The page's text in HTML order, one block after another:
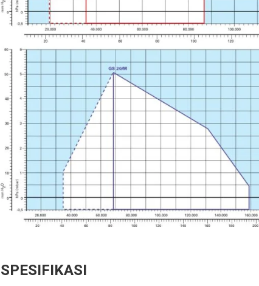
SPESIFIKASI